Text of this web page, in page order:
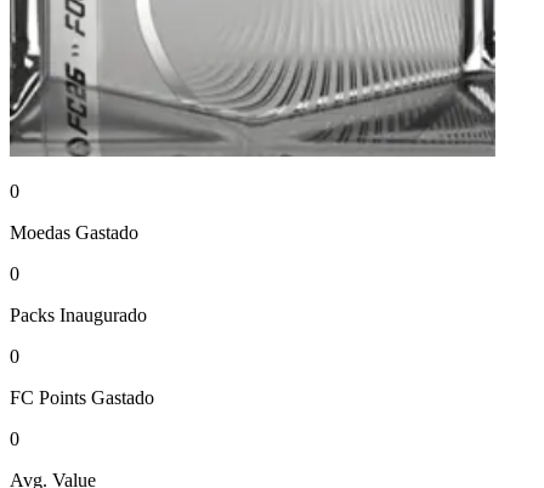
0
Moedas Gastado
0
Packs Inaugurado
0
FC Points Gastado
0
Avg. Value